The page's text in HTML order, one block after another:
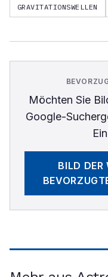
GRAVITATIONSWELLEN
Möchten Sie
Google-
BILD DER